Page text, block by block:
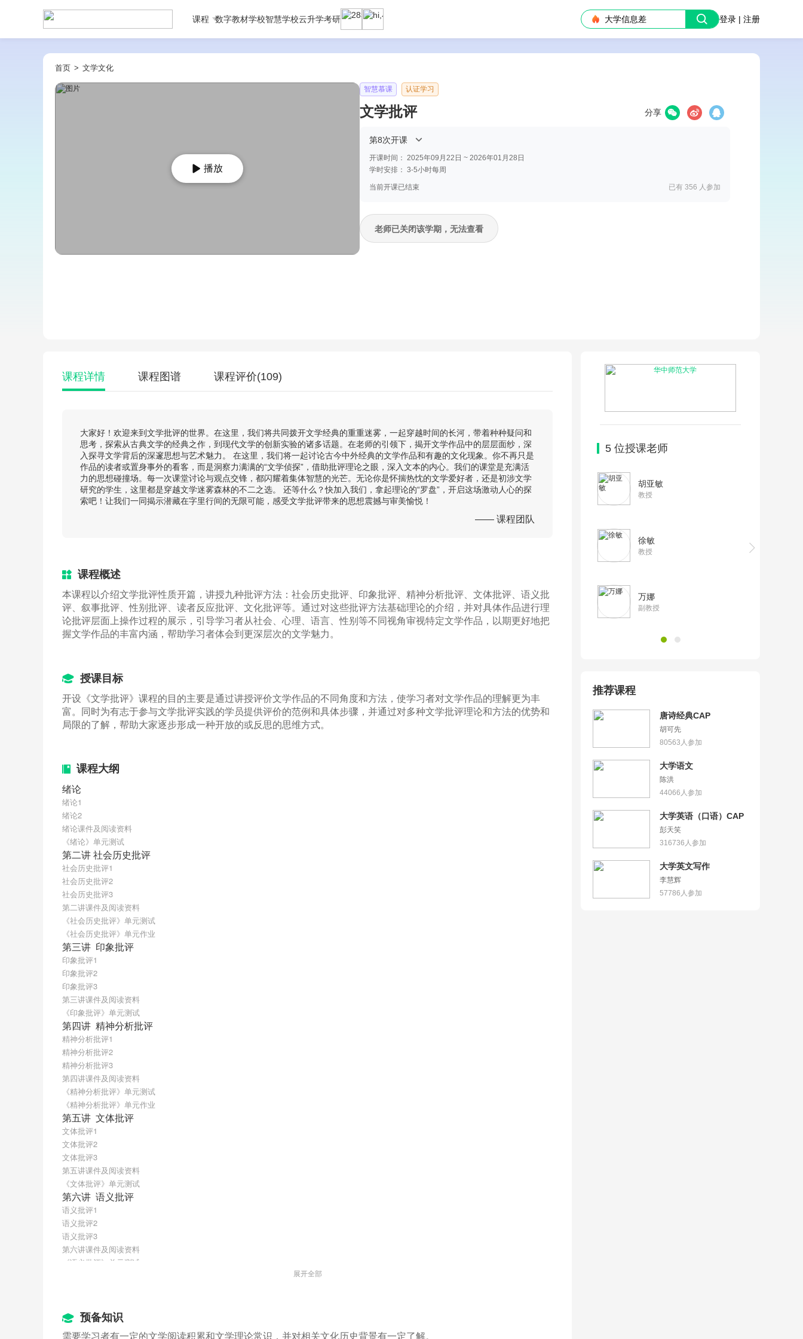
课程 数字教材学校智慧学校云升学考研 大学信息差 登录 | 注册
首页 > 文学文化
播放
智慧慕课 认证学习
文学批评 分享
第8次开课
开课时间： 2025年09月22日 ~ 2026年01月28日
学时安排： 3-5小时每周
当前开课已结束 已有 356 人参加
老师已关闭该学期，无法查看
课程详情 课程图谱 课程评价(109)
大家好！欢迎来到文学批评的世界。在这里，我们将共同拨开文学经典的重重迷雾，一起穿越时间的长河，带着种种疑问和
思考，探索从古典文学的经典之作，到现代文学的创新实验的诸多话题。在老师的引领下，揭开文学作品中的层层面纱，深
入探寻文学背后的深邃思想与艺术魅力。 在这里，我们将一起讨论古今中外经典的文学作品和有趣的文化现象。你不再只是
作品的读者或置身事外的看客，而是洞察力满满的“文学侦探”，借助批评理论之眼，深入文本的内心。我们的课堂是充满活
力的思想碰撞场。每一次课堂讨论与观点交锋，都闪耀着集体智慧的光芒。无论你是怀揣热忱的文学爱好者，还是初涉文学
研究的学生，这里都是穿越文学迷雾森林的不二之选。 还等什么？快加入我们，拿起理论的“罗盘”，开启这场激动人心的探
索吧！让我们一同揭示潜藏在字里行间的无限可能，感受文学批评带来的思想震撼与审美愉悦！
—— 课程团队
课程概述
本课程以介绍文学批评性质开篇，讲授九种批评方法：社会历史批评、印象批评、精神分析批评、文体批评、语义批
评、叙事批评、性别批评、读者反应批评、文化批评等。通过对这些批评方法基础理论的介绍，并对具体作品进行理
论批评层面上操作过程的展示，引导学习者从社会、心理、语言、性别等不同视角审视特定文学作品，以期更好地把
握文学作品的丰富内涵，帮助学习者体会到更深层次的文学魅力。
授课目标
开设《文学批评》课程的目的主要是通过讲授评价文学作品的不同角度和方法，使学习者对文学作品的理解更为丰
富。同时为有志于参与文学批评实践的学员提供评价的范例和具体步骤，并通过对多种文学批评理论和方法的优势和
局限的了解，帮助大家逐步形成一种开放的或反思的思维方式。
课程大纲
绪论
绪论1
绪论2
绪论课件及阅读资料
《绪论》单元测试
第二讲 社会历史批评
社会历史批评1
社会历史批评2
社会历史批评3
第二讲课件及阅读资料
《社会历史批评》单元测试
《社会历史批评》单元作业
第三讲  印象批评
印象批评1
印象批评2
印象批评3
第三讲课件及阅读资料
《印象批评》单元测试
第四讲  精神分析批评
精神分析批评1
精神分析批评2
精神分析批评3
第四讲课件及阅读资料
《精神分析批评》单元测试
《精神分析批评》单元作业
第五讲  文体批评
文体批评1
文体批评2
文体批评3
第五讲课件及阅读资料
《文体批评》单元测试
第六讲  语义批评
语义批评1
语义批评2
语义批评3
第六讲课件及阅读资料
《语义批评》单元测试
叙事批评3
展开全部
预备知识
需要学习者有一定的文学阅读积累和文学理论常识，并对相关文化历史背景有一定了解。
5 位授课老师
胡亚敏
教授
徐敏
教授
万娜
副教授
推荐课程
唐诗经典CAP
胡可先
80563 人参加
大学语文
陈洪
44066 人参加
大学英语（口语）CAP
彭天笑
316736 人参加
大学英文写作
李慧辉
57786 人参加